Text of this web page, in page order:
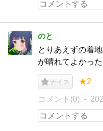
のと
とりあえずの着
が晴れてよかった
ナイス ★2
コメント(0)